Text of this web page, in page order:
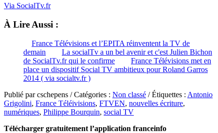
Via SocialTv.fr
À Lire Aussi :
France Télévisions et l’EPITA réinventent la TV de
demain
La socialTv a un bel avenir et c'est Julien Bichon
de SocialTv.fr qui le confirme
France Télévisions met en
place un dispositif Social TV ambitieux pour Roland Garros
2014 ( via socialtv.fr )
Publié par cschepens / Catégories : Non classé / Étiquettes : Antonio
Grigolini, France Téléivisions, FTVEN, nouvelles écriture,
numériques, Philippe Bourquin, social TV
Télécharger gratuitement l’application franceinfo